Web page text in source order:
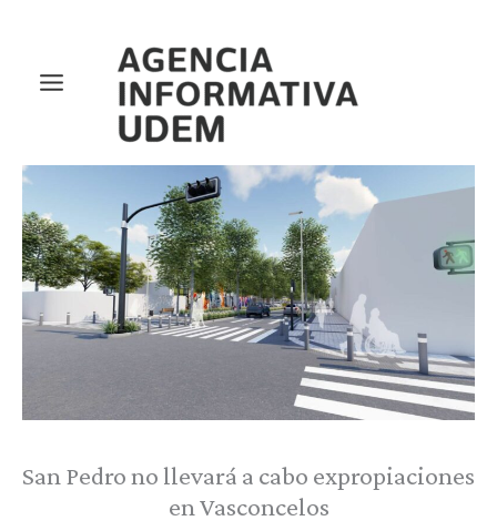
contenido
San Pedro no llevará a cabo expropiaciones
en Vasconcelos